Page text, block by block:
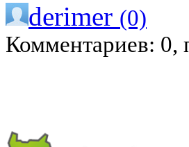
derimer (0)
Комментариев: 0,